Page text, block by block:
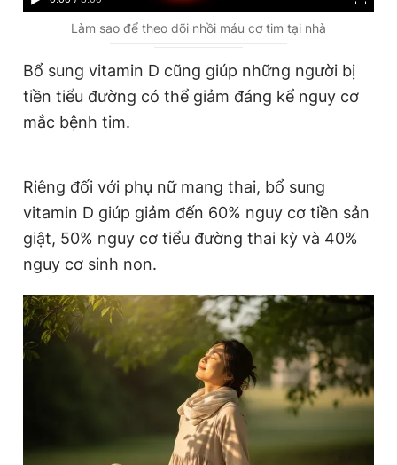
r
e
n
T
i
m
e
u
a
t
n
Làm sao để theo dõi nhồi máu cơ tim tại nhà
Bổ sung vitamin D cũng giúp những người bị
tiền tiểu đường có thể giảm đáng kể nguy cơ
mắc bệnh tim.
Riêng đối với phụ nữ mang thai, bổ sung
vitamin D giúp giảm đến 60% nguy cơ tiền sản
giật, 50% nguy cơ tiểu đường thai kỳ và 40%
nguy cơ sinh non.